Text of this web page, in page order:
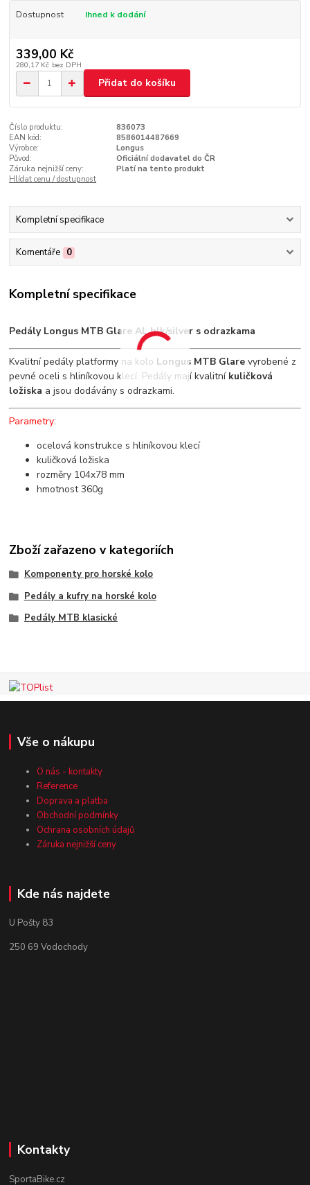
Dostupnost Ihned k dodání
339,00 Kč
280,17 Kč bez DPH
Přidat do košíku
Číslo produktu:
836073
EAN kód:
8586014487669
Výrobce:
Longus
Původ:
Oficiální dodavatel do ČR
Záruka nejnižší ceny:
Platí na tento produkt
Hlídat cenu / dostupnost
Kompletní specifikace
Komentáře 0
Kompletní specifikace
Pedály Longus MTB Glare AL blk/silver s odrazkama
Kvalitní pedály platformy na kolo Longus MTB Glare vyrobené z
pevné oceli s hliníkovou klecí. Pedály mají kvalitní kuličková
ložiska a jsou dodávány s odrazkami.
Parametry:
ocelová konstrukce s hliníkovou klecí
kuličková ložiska
rozměry 104x78 mm
hmotnost 360g
Zboží zařazeno v kategoriích
Komponenty pro horské kolo
Pedály a kufry na horské kolo
Pedály MTB klasické
Vše o nákupu
O nás - kontakty
Reference
Doprava a platba
Obchodní podmínky
Ochrana osobních údajů
Záruka nejnižší ceny
Kde nás najdete
U Pošty 83
250 69 Vodochody
Kontakty
SportaBike.cz